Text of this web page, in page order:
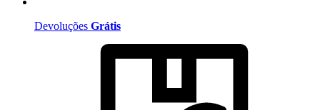
Devoluções Grátis